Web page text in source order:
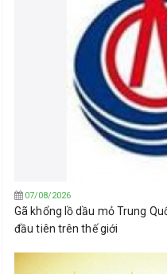
07/08/2026
Gã khổng lồ dầu mỏ Trung
đầu tiên trên thế giới